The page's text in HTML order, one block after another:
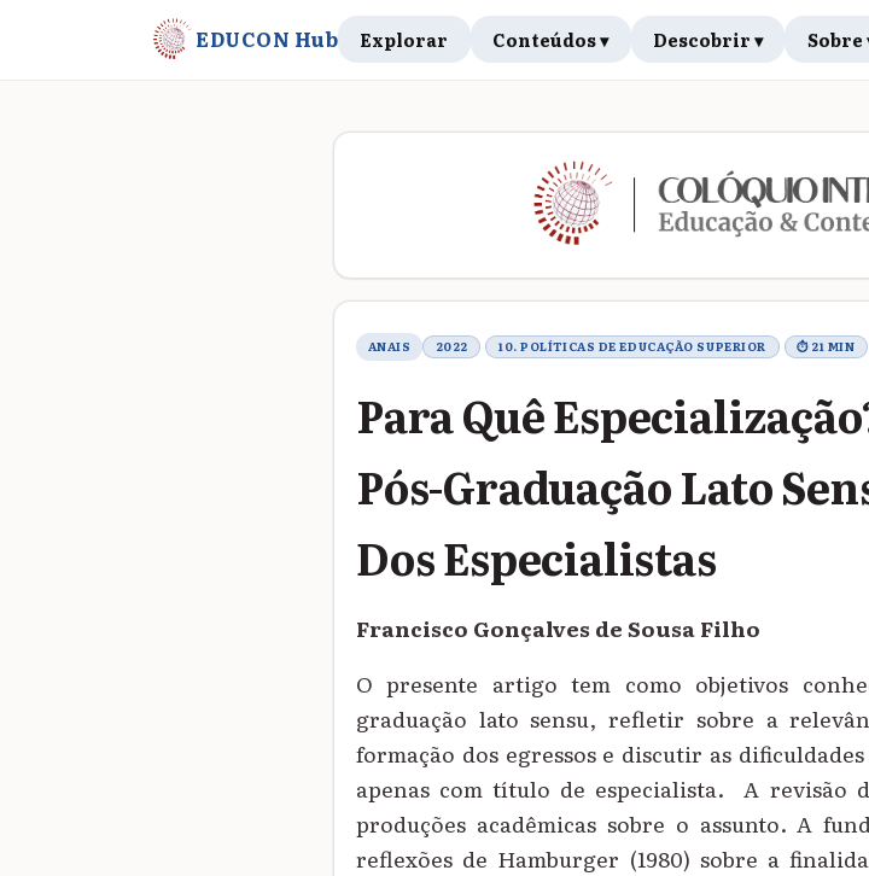
EDUCON Hub Explorar Conteúdos ▾ Descobrir ▾ Sobre
ANAIS 2022 10. POLÍTICAS DE EDUCAÇÃO SUPERIOR ⏱ 21 MIN
Para Quê
Pós-Graduação Lato
Dos Especialistas
Francisco Gonçalves de Sousa Filho
O presente artigo tem como objetivos
graduação lato sensu, refletir sobre a
formação dos egressos e discutir as
apenas com título de especialista. A revisão
produções acadêmicas sobre o assunto. A
reflexões de Hamburger (1980) sobre a